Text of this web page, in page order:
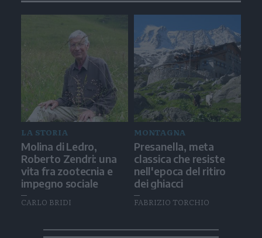
LA STORIA
Molina di Ledro,
Roberto Zendri: una
vita fra zootecnia e
impegno sociale
CARLO BRIDI
MONTAGNA
Presanella, meta
classica che resiste
nell'epoca del ritiro
dei ghiacci
FABRIZIO TORCHIO